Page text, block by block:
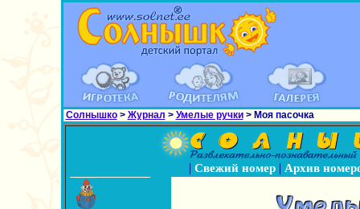
Солнышко> Журнал > Умелые ручки> Моя пасочка
| Свежий номер| Архив